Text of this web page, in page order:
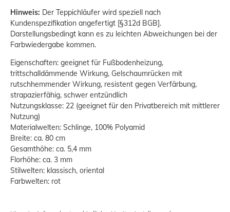
Hinweis: Der Teppichläufer wird speziell nach
Kundenspezifikation angefertigt [§312d BGB].
Darstellungsbedingt kann es zu leichten Abweichungen bei der
Farbwiedergabe kommen.
Eigenschaften: geeignet für Fußbodenheizung,
trittschalldämmende Wirkung, Gelschaumrücken mit
rutschhemmender Wirkung, resistent gegen Verfärbung,
strapazierfähig, schwer entzündlich
Nutzungsklasse: 22 (geeignet für den Privatbereich mit mittlerer
Nutzung)
Materialwelten: Schlinge, 100% Polyamid
Breite: ca. 80 cm
Gesamthöhe: ca. 5,4 mm
Florhöhe: ca. 3 mm
Stilwelten: klassisch, oriental
Farbwelten: rot